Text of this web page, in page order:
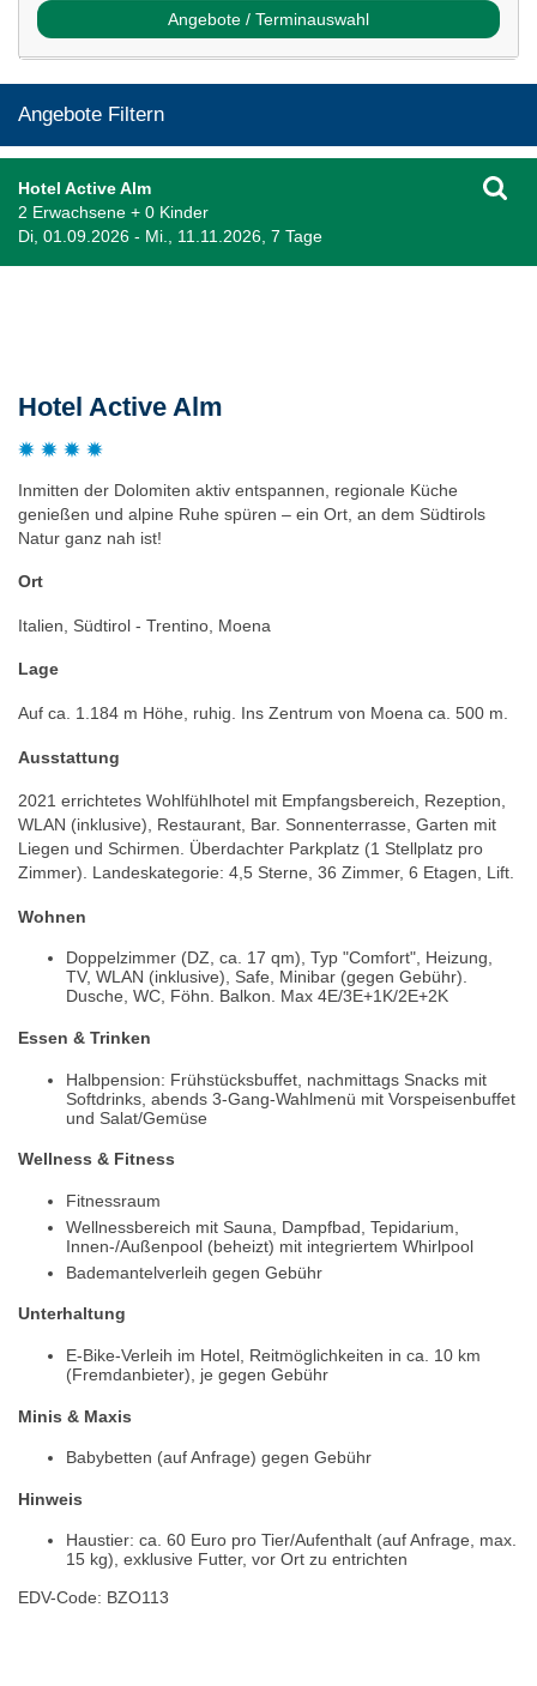
Angebote / Terminauswahl
Angebote Filtern
Hotel Active Alm
2 Erwachsene + 0 Kinder
Di, 01.09.2026 - Mi., 11.11.2026, 7 Tage
Hotel Active Alm
Inmitten der Dolomiten aktiv entspannen, regionale Küche
genießen und alpine Ruhe spüren – ein Ort, an dem Südtirols
Natur ganz nah ist!
Ort
Italien, Südtirol - Trentino, Moena
Lage
Auf ca. 1.184 m Höhe, ruhig. Ins Zentrum von Moena ca. 500 m.
Ausstattung
2021 errichtetes Wohlfühlhotel mit Empfangsbereich, Rezeption,
WLAN (inklusive), Restaurant, Bar. Sonnenterrasse, Garten mit
Liegen und Schirmen. Überdachter Parkplatz (1 Stellplatz pro
Zimmer). Landeskategorie: 4,5 Sterne, 36 Zimmer, 6 Etagen, Lift.
Wohnen
Doppelzimmer (DZ, ca. 17 qm), Typ "Comfort", Heizung,
TV, WLAN (inklusive), Safe, Minibar (gegen Gebühr).
Dusche, WC, Föhn. Balkon. Max 4E/3E+1K/2E+2K
Essen & Trinken
Halbpension: Frühstücksbuffet, nachmittags Snacks mit
Softdrinks, abends 3-Gang-Wahlmenü mit Vorspeisenbuffet
und Salat/Gemüse
Wellness & Fitness
Fitnessraum
Wellnessbereich mit Sauna, Dampfbad, Tepidarium,
Innen-/Außenpool (beheizt) mit integriertem Whirlpool
Bademantelverleih gegen Gebühr
Unterhaltung
E-Bike-Verleih im Hotel, Reitmöglichkeiten in ca. 10 km
(Fremdanbieter), je gegen Gebühr
Minis & Maxis
Babybetten (auf Anfrage) gegen Gebühr
Hinweis
Haustier: ca. 60 Euro pro Tier/Aufenthalt (auf Anfrage, max.
15 kg), exklusive Futter, vor Ort zu entrichten
EDV-Code: BZO113